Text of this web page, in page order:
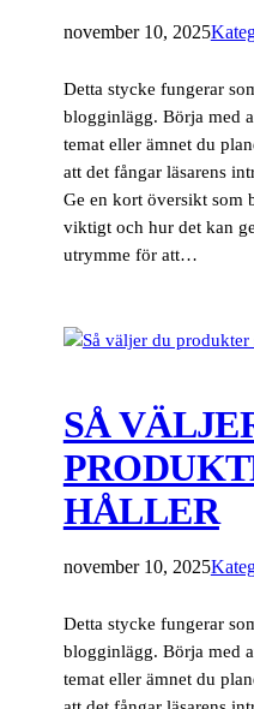
november 10, 2025
Detta stycke fungerar
blogginlägg. Börja med
temat eller ämnet du
att det fångar läsarens
Ge en kort översikt som
viktigt och hur det kan
utrymme för att…
SÅ
HÅLLER
november 10, 2025
Detta stycke fungerar
blogginlägg. Börja med
temat eller ämnet du